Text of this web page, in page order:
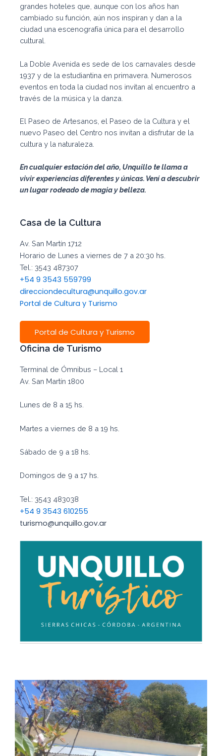
grandes hoteles que, aunque con los años han
cambiado su función, aún nos inspiran y dan a la
ciudad una escenografía única para el desarrollo
cultural.
La Doble Avenida es sede de los carnavales desde
1937 y de la estudiantina en primavera. Numerosos
eventos en toda la ciudad nos invitan al encuentro a
través de la música y la danza.
El Paseo de Artesanos, el Paseo de la Cultura y el
nuevo Paseo del Centro nos invitan a disfrutar de la
cultura y la naturaleza.
En cualquier estación del año, Unquillo te llama a
vivir experiencias diferentes y únicas. Vení a descubrir
un lugar rodeado de magia y belleza.
Casa de la Cultura
Av. San Martín 1712
Horario de Lunes a viernes de 7 a 20:30 hs.
Tel.: 3543 487307
+54 9 3543 559799
direcciondecultura@unquillo.gov.ar
Portal de Cultura y Turismo
Portal de Cultura y Turismo
Oficina de Turismo
Terminal de Ómnibus – Local 1
Av. San Martín 1800
Lunes de 8 a 15 hs.
Martes a viernes de 8 a 19 hs.
Sábado de 9 a 18 hs.
Domingos de 9 a 17 hs.
Tel.: 3543 483038
+54 9 3543 610255
turismo@unquillo.gov.ar